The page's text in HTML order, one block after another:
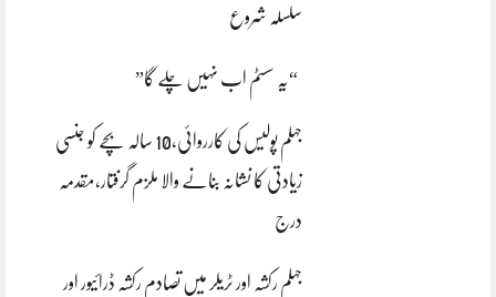
سلسلہ شروع
“یہ سسٹم اب نہیں چلے گا”
جہلم پولیس کی کارروائی،10 سالہ بچے کو جنسی
زیادتی کا نشانہ بنانے والا ملزم گرفتار،مقدمہ
درج
جہلم رکشہ اور ٹریلر میں تصادم رکشہ ڈرائیور اور